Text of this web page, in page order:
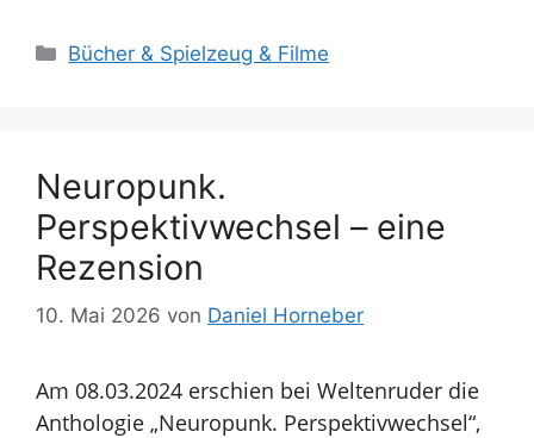
Kategorien
Bücher & Spielzeug & Filme
Neuropunk.
Perspektivwechsel – eine
Rezension
10. Mai 2026 von Daniel Horneber
Am 08.03.2024 erschien bei Weltenruder die
Anthologie „Neuropunk. Perspektivwechsel“,